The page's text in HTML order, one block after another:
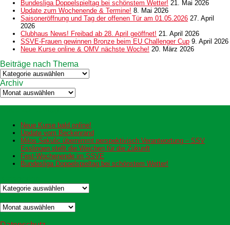
Bundesliga Doppelspieltag bei schönstem Wetter! 21. Mai 2026
Update zum Wochenende & Termine! 8. Mai 2026
Saisoneröffnung und Tag der offenen Tür am 01.05.2026 27. April
2026
Clubhaus News! Freibad ab 28. April geöffnet! 21. April 2026
SSVE-Frauen gewinnen Bronze beim EU Challenger Cup 9. April 2026
Neue Kurse online & OMV nächste Woche! 20. März 2026
Beiträge nach Thema
Beiträge
nach
Thema
Archiv
Archiv
Neue Kurse bald online!
Update vom Beckenrand
Milos Sekulic übernimmt perspektivisch Verantwortung – SSV
Esslingen stellt die Weichen für die Zukunft
Fest-Wochenende im SSVE
Bundesliga Doppelspieltag bei schönstem Wetter!
Kategorien
Archiv